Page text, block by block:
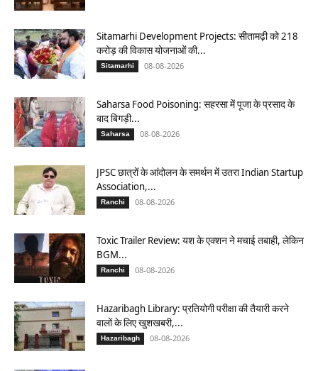
Sitamarhi Development Projects: सीतामढ़ी को 218
करोड़ की विकास योजनाओं की...
Sitamarhi 08-08-2026
Saharsa Food Poisoning: सहरसा में पूजा के प्रसाद के
बाद बिगड़ी...
Saharsa 08-08-2026
JPSC छात्रों के आंदोलन के समर्थन में उतरा Indian Startup
Association,...
Ranchi 08-08-2026
Toxic Trailer Review: यश के एक्शन ने मचाई तबाही, लेकिन
BGM...
Ranchi 08-08-2026
Hazaribagh Library: प्रतियोगी परीक्षा की तैयारी करने
वालों के लिए खुशखबरी,...
Hazaribagh 08-08-2026